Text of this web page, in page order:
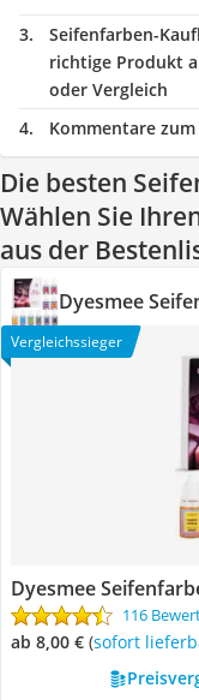
Seifenfarben-
richtige Produkt
oder Vergleich
Kommentare
Die besten
Wählen Sie
aus der
Dyesmee
Vergleichssieger
Dyesmee
116
ab 8,00 € ( Sofort